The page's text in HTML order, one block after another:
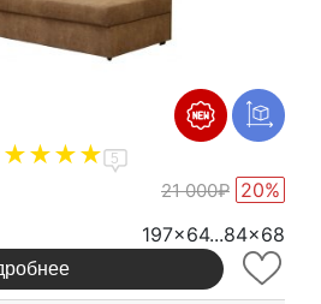
5
21 000₽ 20%
197x64...84x68